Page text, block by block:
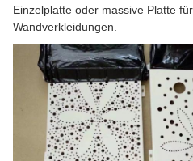
Einzelplatte oder massive Platte
Wandverkleidungen.